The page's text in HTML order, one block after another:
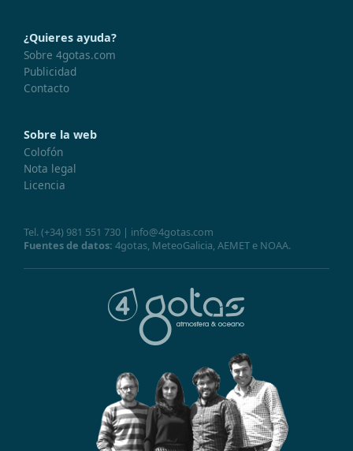
¿Quieres ayuda?
Sobre 4gotas.com
Publicidad
Contacto
Sobre la web
Colofón
Nota legal
Licencia
Tel.(+34) 981 551 730 | info@4gotas.com
Fuentes de datos: 4gotas, MeteoGalicia,AEMET e NOAA.